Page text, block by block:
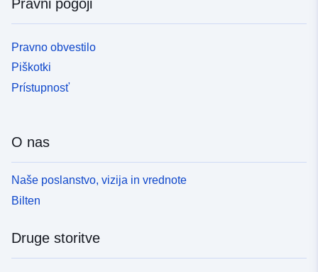
Pravni pogoji
Pravno obvestilo
Piškotki
Prístupnosť
O nas
Naše poslanstvo, vizija in vrednote
Bilten
Druge storitve